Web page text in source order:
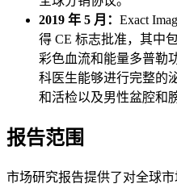
2019 年 5 月： Exact
得 CE 标志批准，其中
彩色血流和能量多普勒
科医生能够进行完整的
和活检以及男性盆腔和
报告范围
市场研究报告提供了对全球